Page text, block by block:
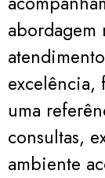
abordagem
excelência,
uma
consultas,
ambiente